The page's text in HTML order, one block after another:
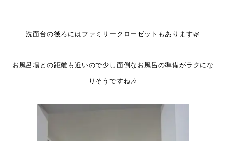
洗面台の後ろにはファミリークローゼットもあります🌿
お風呂場との距離も近いので少し面倒なお風呂の準備がラクにな
りそうですね🎶